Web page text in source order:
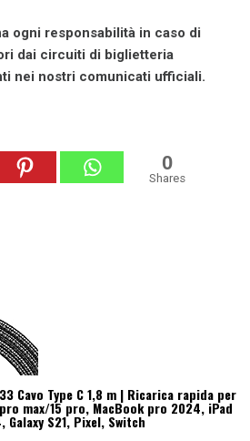
ogni responsabilità in caso di
dai circuiti di biglietteria
nei nostri comunicati ufficiali.
0
Shares
Cavo Type C 1,8 m | Ricarica rapida per
max/15 pro, MacBook pro 2024, iPad
Galaxy S21, Pixel, Switch